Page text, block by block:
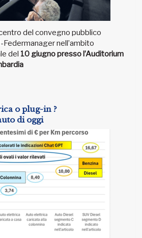
del convegno pubblico
nell’ambito
del 10 giugno presso l’Auditorium
o plug-in ?
di oggi